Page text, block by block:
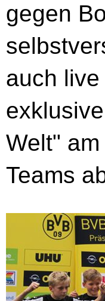
gegen
auch
Welt"
Teams